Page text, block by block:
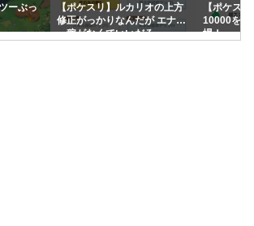
ーぶっ
【ポケスリ】ルカリオの上方
修正がっかりなんだが エナジ
ー稼がなくていいだろ
【ポケス
10000を超
場！